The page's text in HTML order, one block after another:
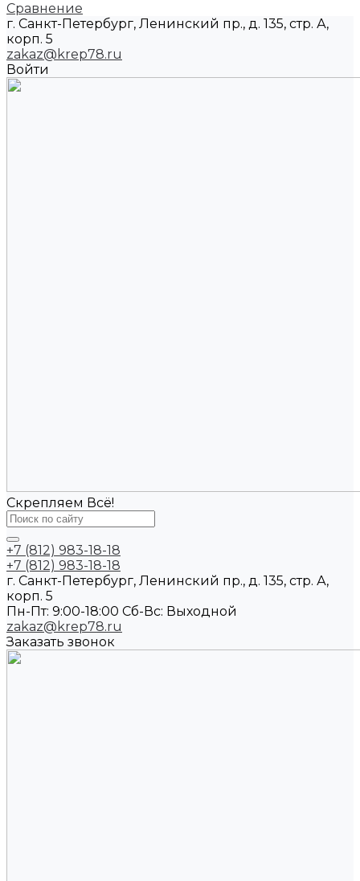
Сравнение
г. Санкт-Петербург, Ленинский пр., д. 135, стр. А,
корп. 5
zakaz@krep78.ru
Войти
Скрепляем Всё!
+7 (812) 983-18-18
+7 (812) 983-18-18
г. Санкт-Петербург, Ленинский пр., д. 135, стр. А,
корп. 5
Пн-Пт: 9:00-18:00 Cб-Вс: Выходной
zakaz@krep78.ru
Заказать звонок